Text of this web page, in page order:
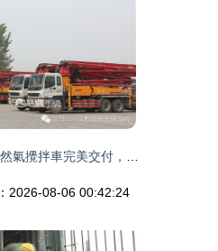
2026-08-06 00:42:24